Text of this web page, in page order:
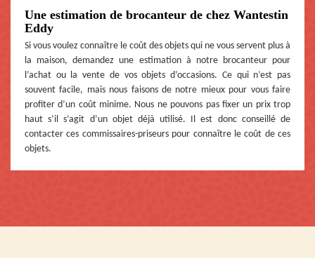
Une estimation de brocanteur de chez Wantestin
Eddy
Si vous voulez connaître le coût des objets qui ne vous servent plus à
la maison, demandez une estimation à notre brocanteur pour
l’achat ou la vente de vos objets d’occasions. Ce qui n’est pas
souvent facile, mais nous faisons de notre mieux pour vous faire
profiter d’un coût minime. Nous ne pouvons pas fixer un prix trop
haut s’il s’agit d’un objet déjà utilisé. Il est donc conseillé de
contacter ces commissaires-priseurs pour connaître le coût de ces
objets.